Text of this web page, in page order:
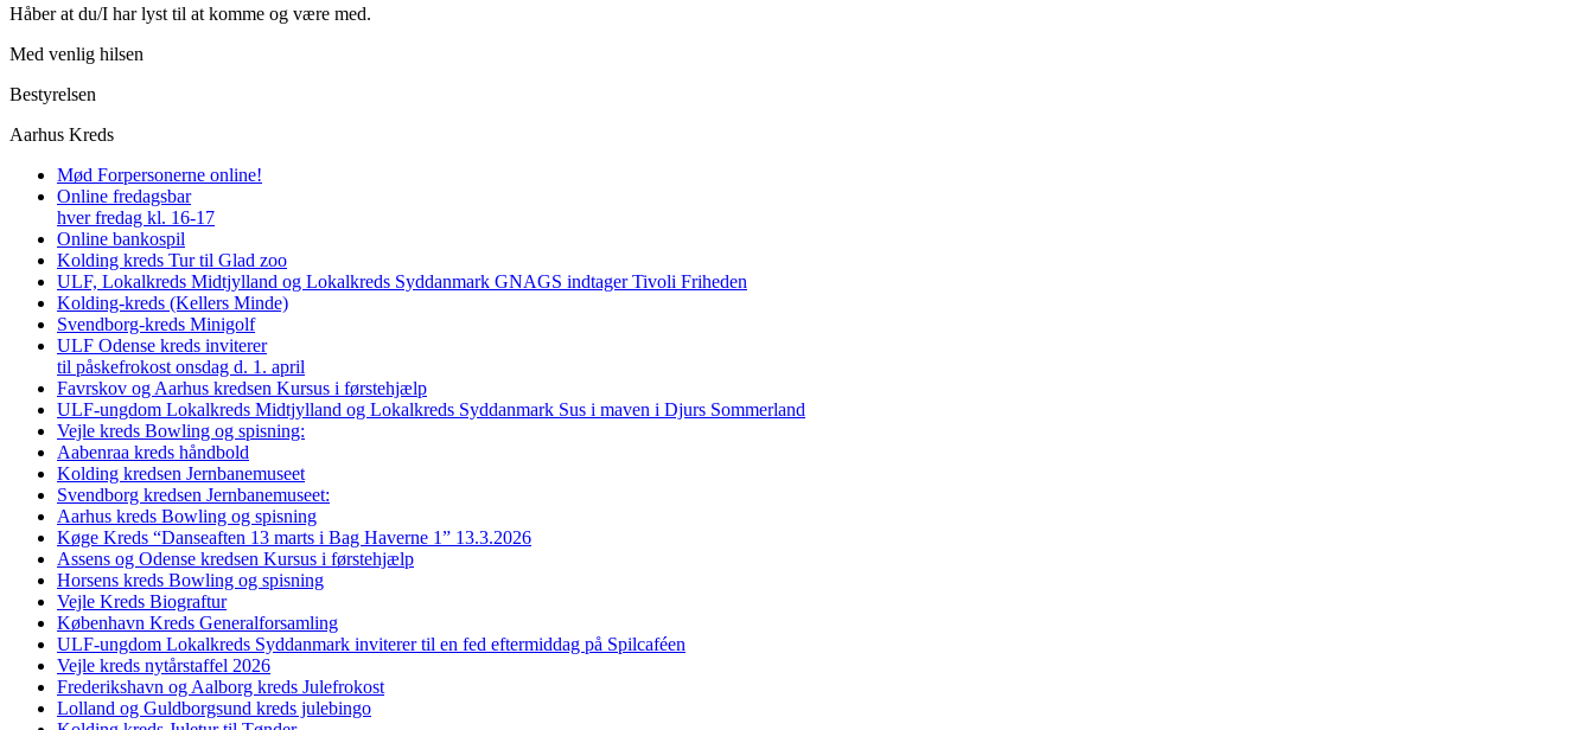
Håber at du/I har lyst til at komme og være med.
Med venlig hilsen
Bestyrelsen
Aarhus Kreds
Mød Forpersonerne online!
Online fredagsbar
hver fredag kl. 16-17
Online bankospil
Kolding kreds Tur til Glad zoo
ULF, Lokalkreds Midtjylland og Lokalkreds Syddanmark GNAGS indtager Tivoli Friheden
Kolding-kreds (Kellers Minde)
Svendborg-kreds Minigolf
ULF Odense kreds inviterer
til påskefrokost onsdag d. 1. april
Favrskov og Aarhus kredsen Kursus i førstehjælp
ULF-ungdom Lokalkreds Midtjylland og Lokalkreds Syddanmark Sus i maven i Djurs Sommerland
Vejle kreds Bowling og spisning:
Aabenraa kreds håndbold
Kolding kredsen Jernbanemuseet
Svendborg kredsen Jernbanemuseet:
Aarhus kreds Bowling og spisning
Køge Kreds “Danseaften 13 marts i Bag Haverne 1” 13.3.2026
Assens og Odense kredsen Kursus i førstehjælp
Horsens kreds Bowling og spisning
Vejle Kreds Biograftur
København Kreds Generalforsamling
ULF-ungdom Lokalkreds Syddanmark inviterer til en fed eftermiddag på Spilcaféen
Vejle kreds nytårstaffel 2026
Frederikshavn og Aalborg kreds Julefrokost
Lolland og Guldborgsund kreds julebingo